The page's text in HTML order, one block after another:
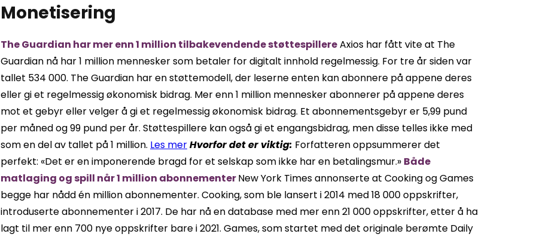
Monetisering
The Guardian har mer enn 1 million tilbakevendende støttespillereAxios har fått vite at The
Guardian nå har 1 million mennesker som betaler for digitalt innhold regelmessig. For tre år siden var
tallet 534 000. The Guardian har en støttemodell, der leserne enten kan abonnere på appene deres
eller gi et regelmessig økonomisk bidrag. Mer enn 1 million mennesker abonnerer på appene deres
mot et gebyr eller velger å gi et regelmessig økonomisk bidrag. Et abonnementsgebyr er 5,99 pund
per måned og 99 pund per år. Støttespillere kan også gi et engangsbidrag, men disse telles ikke med
som en del av tallet på 1 million. Les merHvorfor deter viktig: Forfatteren oppsummerer det
perfekt: «Det er en imponerende bragd for et selskap som ikke har en betalingsmur.» Både
matlaging og spill når 1 million abonnementerNew York Times annonserte at Cooking og Games
begge har nådd én million abonnementer. Cooking, som ble lansert i 2014 med 18 000 oppskrifter,
introduserte abonnementer i 2017. De har nå en database med mer enn 21 000 oppskrifter, etter å ha
lagt til mer enn 700 nye oppskrifter bare i 2021. Games, som startet med det originale berømte Daily